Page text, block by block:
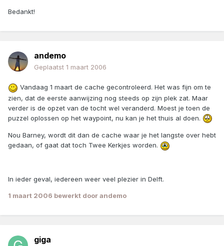
Bedankt!
andemo
Geplaatst 1 maart 2006
Vandaag 1 maart de cache gecontroleerd. Het was fijn om te
zien, dat de eerste aanwijzing nog steeds op zijn plek zat. Maar
verder is de opzet van de tocht wel veranderd. Moest je toen de
puzzel oplossen op het waypoint, nu kan je het thuis al doen.
Nou Barney, wordt dit dan de cache waar je het langste over hebt
gedaan, of gaat dat toch Twee Kerkjes worden.
In ieder geval, iedereen weer veel plezier in Delft.
1 maart 2006 bewerkt door andemo
giga